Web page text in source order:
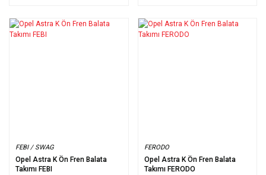
FEBI / SWAG
Opel Astra K Ön Fren Balata
Takımı FEBI
FERODO
Opel Astra K Ön Fren Balata
Takımı FERODO